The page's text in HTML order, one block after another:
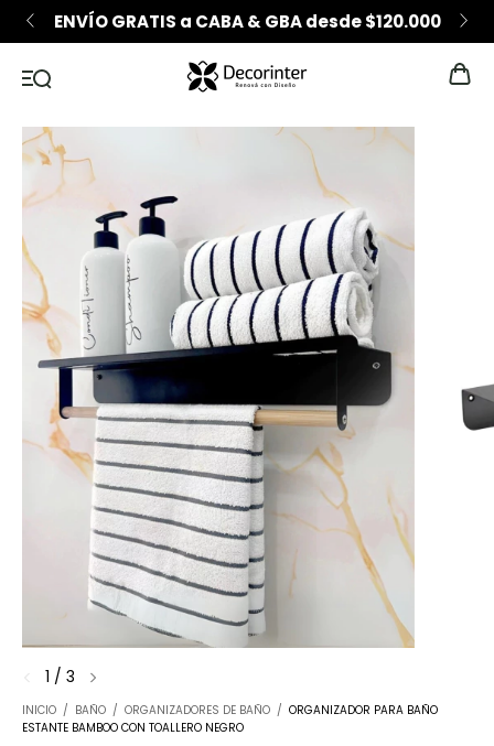
ENVÍO GRATIS a CABA & GBA desde $120.000
1 / 3
INICIO / BAÑO / ORGANIZADORES DE BAÑO / ORGANIZADOR PARA BAÑO
ESTANTE BAMBOO CON TOALLERO NEGRO